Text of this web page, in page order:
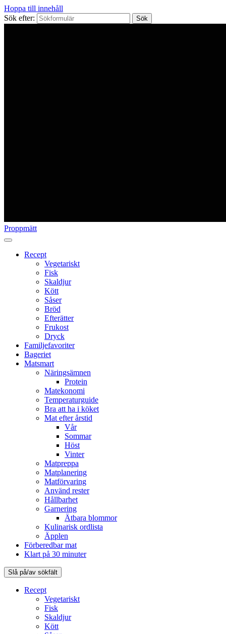
Hoppa till innehåll
Sök efter:
Proppmätt
Recept
Vegetariskt
Fisk
Skaldjur
Kött
Såser
Bröd
Efterätter
Frukost
Dryck
Familjefavoriter
Bageriet
Matsmart
Näringsämnen
Protein
Matekonomi
Temperaturguide
Bra att ha i köket
Mat efter årstid
Vår
Sommar
Höst
Vinter
Matpreppa
Matplanering
Matförvaring
Använd rester
Hållbarhet
Garnering
Ätbara blommor
Kulinarisk ordlista
Äpplen
Förberedbar mat
Klart på 30 minuter
Slå på/av sökfält
Recept
Vegetariskt
Fisk
Skaldjur
Kött